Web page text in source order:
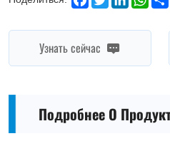
Узнать сейчас
Подробнее О